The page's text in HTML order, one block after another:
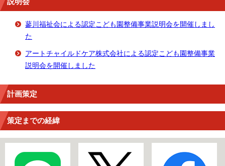
蓼川福祉会による認定こども園整備事業説明会を開催しまし
た
アートチャイルドケア株式会社による認定こども園整備事業
説明会を開催しました
計画策定
策定までの経緯